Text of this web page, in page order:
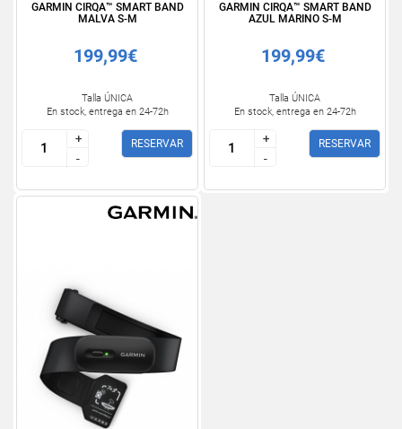
GARMIN CIRQA™ SMART BAND
MALVA S-M
199,99€
Talla ÚNICA
En stock, entrega en 24-72h
+
-
+
-
RESERVAR
GARMIN CIRQA™ SMART BAND
AZUL MARINO S-M
199,99€
Talla ÚNICA
En stock, entrega en 24-72h
+
-
+
-
RESERVAR